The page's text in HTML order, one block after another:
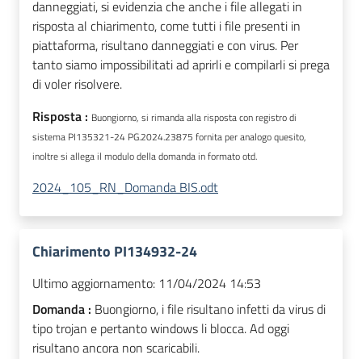
danneggiati, si evidenzia che anche i file allegati in
risposta al chiarimento, come tutti i file presenti in
piattaforma, risultano danneggiati e con virus. Per
tanto siamo impossibilitati ad aprirli e compilarli si prega
di voler risolvere.
Risposta : Buongiorno, si rimanda alla risposta con registro di
sistema PI135321-24 PG.2024.23875 fornita per analogo quesito,
inoltre si allega il modulo della domanda in formato otd.
2024_105_RN_Domanda BIS.odt
Chiarimento PI134932-24
Ultimo aggiornamento: 11/04/2024 14:53
Domanda : Buongiorno, i file risultano infetti da virus di
tipo trojan e pertanto windows li blocca. Ad oggi
risultano ancora non scaricabili.